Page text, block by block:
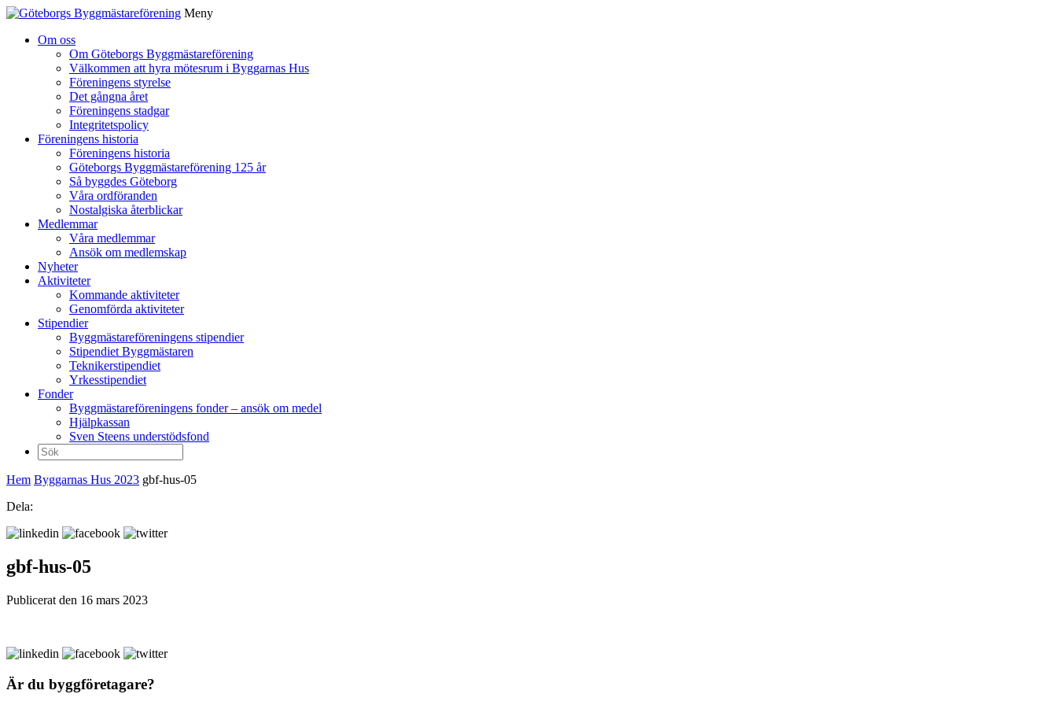
Meny
Om oss
Om Göteborgs Byggmästareförening
Välkommen att hyra mötesrum i Byggarnas Hus
Föreningens styrelse
Det gångna året
Föreningens stadgar
Integritetspolicy
Föreningens historia
Föreningens historia
Göteborgs Byggmästareförening 125 år
Så byggdes Göteborg
Våra ordföranden
Nostalgiska återblickar
Medlemmar
Våra medlemmar
Ansök om medlemskap
Nyheter
Aktiviteter
Kommande aktiviteter
Genomförda aktiviteter
Stipendier
Byggmästareföreningens stipendier
Stipendiet Byggmästaren
Teknikerstipendiet
Yrkesstipendiet
Fonder
Byggmästareföreningens fonder – ansök om medel
Hjälpkassan
Sven Steens understödsfond
Sök
efter:
Hem Byggarnas Hus 2023 gbf-hus-05
Dela:
gbf-hus-05
Publicerat den 16 mars 2023
Är du byggföretagare?